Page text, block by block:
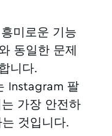
미로운 기능
동일한 문제
니다.
Instagram 팔
가장 안전하
것입니다.